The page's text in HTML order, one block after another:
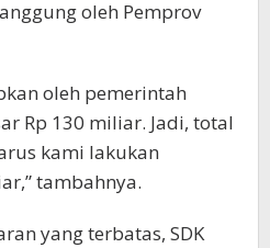
oleh Pemprov
oleh pemerintah
Rp 130 miliar. Jadi, total
kami lakukan
tambahnya.
yang terbatas, SDK